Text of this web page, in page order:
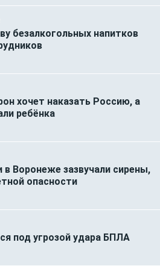
безалкогольных напитков
хочет наказать Россию, а
ребёнка
Воронеже зазвучали сирены,
опасности
под угрозой удара БПЛА